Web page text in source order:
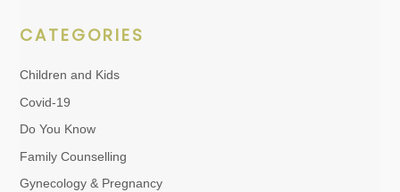
CATEGORIES
Children and Kids
Covid-19
Do You Know
Family Counselling
Gynecology & Pregnancy